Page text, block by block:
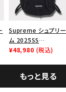
Supreme シュプリー
ム 2025SS
Backpack バックパッ
¥48,980 (税込)
もっと見る